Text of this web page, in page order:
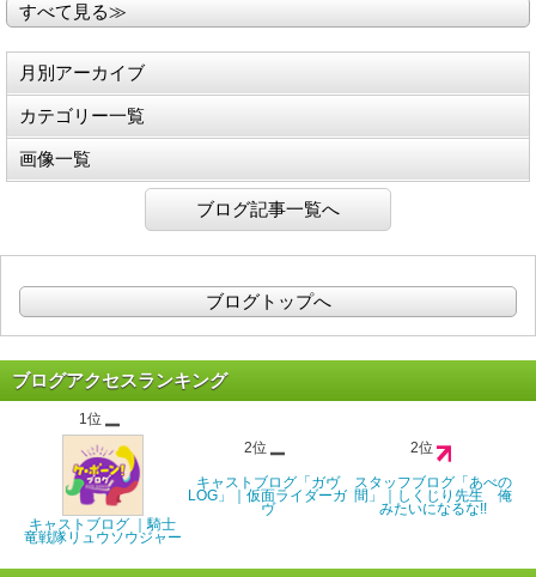
すべて見る≫
月別アーカイブ
カテゴリー一覧
画像一覧
ブログ記事一覧へ
ブログトップへ
ブログアクセスランキング
1位
キャストブログ ｜騎士
竜戦隊リュウソウジャー
2位
キャストブログ「ガヴ
LOG」｜仮面ライダーガ
ヴ
2位
スタッフブログ「あべの
間」｜しくじり先生 俺
みたいになるな!!